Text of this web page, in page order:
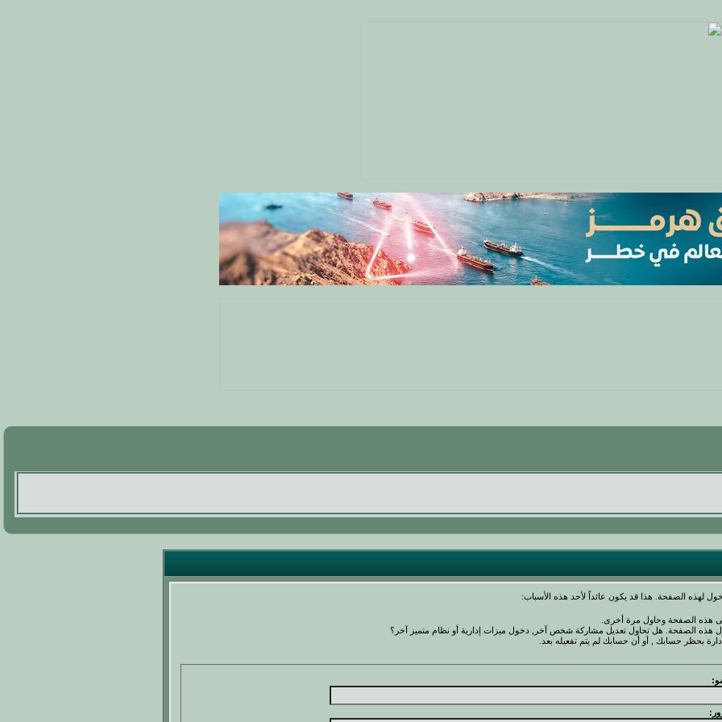
لهذه الصفحة. هذا قد يكون عائداً لأحد هذه الأسباب:
هذه الصفحة وحاول مرة أخرى.
هذه الصفحة. هل تحاول تعديل مشاركة شخص آخر, دخول ميزات إدارية أو نظام متميز آخر؟
بحظر حسابك , أو أن حسابك لم يتم تفعيله بعد.